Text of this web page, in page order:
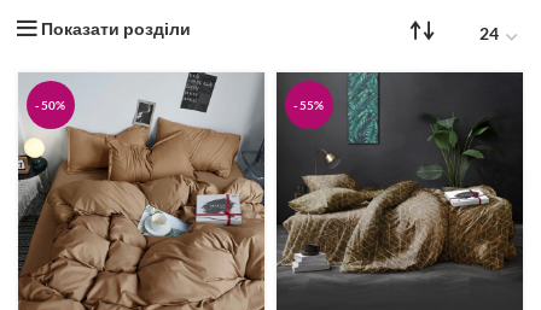
Показати розділи
-50% -55%